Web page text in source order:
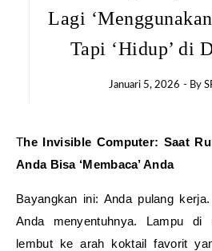
Lagi
Tapi ‘Hidup’ di
Januari 5, 2026 - By
The Invisible Computer: Saat Rumah, Jalan, dan Kursi
Anda Bisa ‘Membaca’ Anda
Bayangkan ini: Anda pulang
Anda menyentuhnya. Lampu di
lembut ke arah koktail favorit